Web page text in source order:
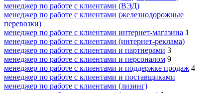
менеджер по работе с клиентами (ВЭД)
менеджер по работе с клиентами (железнодорожные
перевозки)
менеджер по работе с клиентами интернет-магазина 1
менеджер по работе с клиентами (интернет-реклама)
менеджер по работе с клиентами и партнерами 3
менеджер по работе с клиентами и персоналом 9
менеджер по работе с клиентами и поддержке продаж 4
менеджер по работе с клиентами и поставщиками
менеджер по работе с клиентами (лизинг)